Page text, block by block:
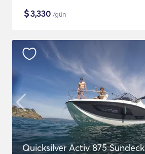
$3,330 /gün
Quicksilver Activ 875 Sundeck